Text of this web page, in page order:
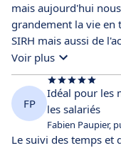
mais aujourd'hui
grandement la vie en
SIRH mais aussi de
support nous répond
Voir plus
FP
Idéal pour les
les salariés
Fabien Paupier,
Le suivi des temps et